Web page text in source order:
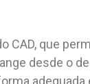
que
desde o